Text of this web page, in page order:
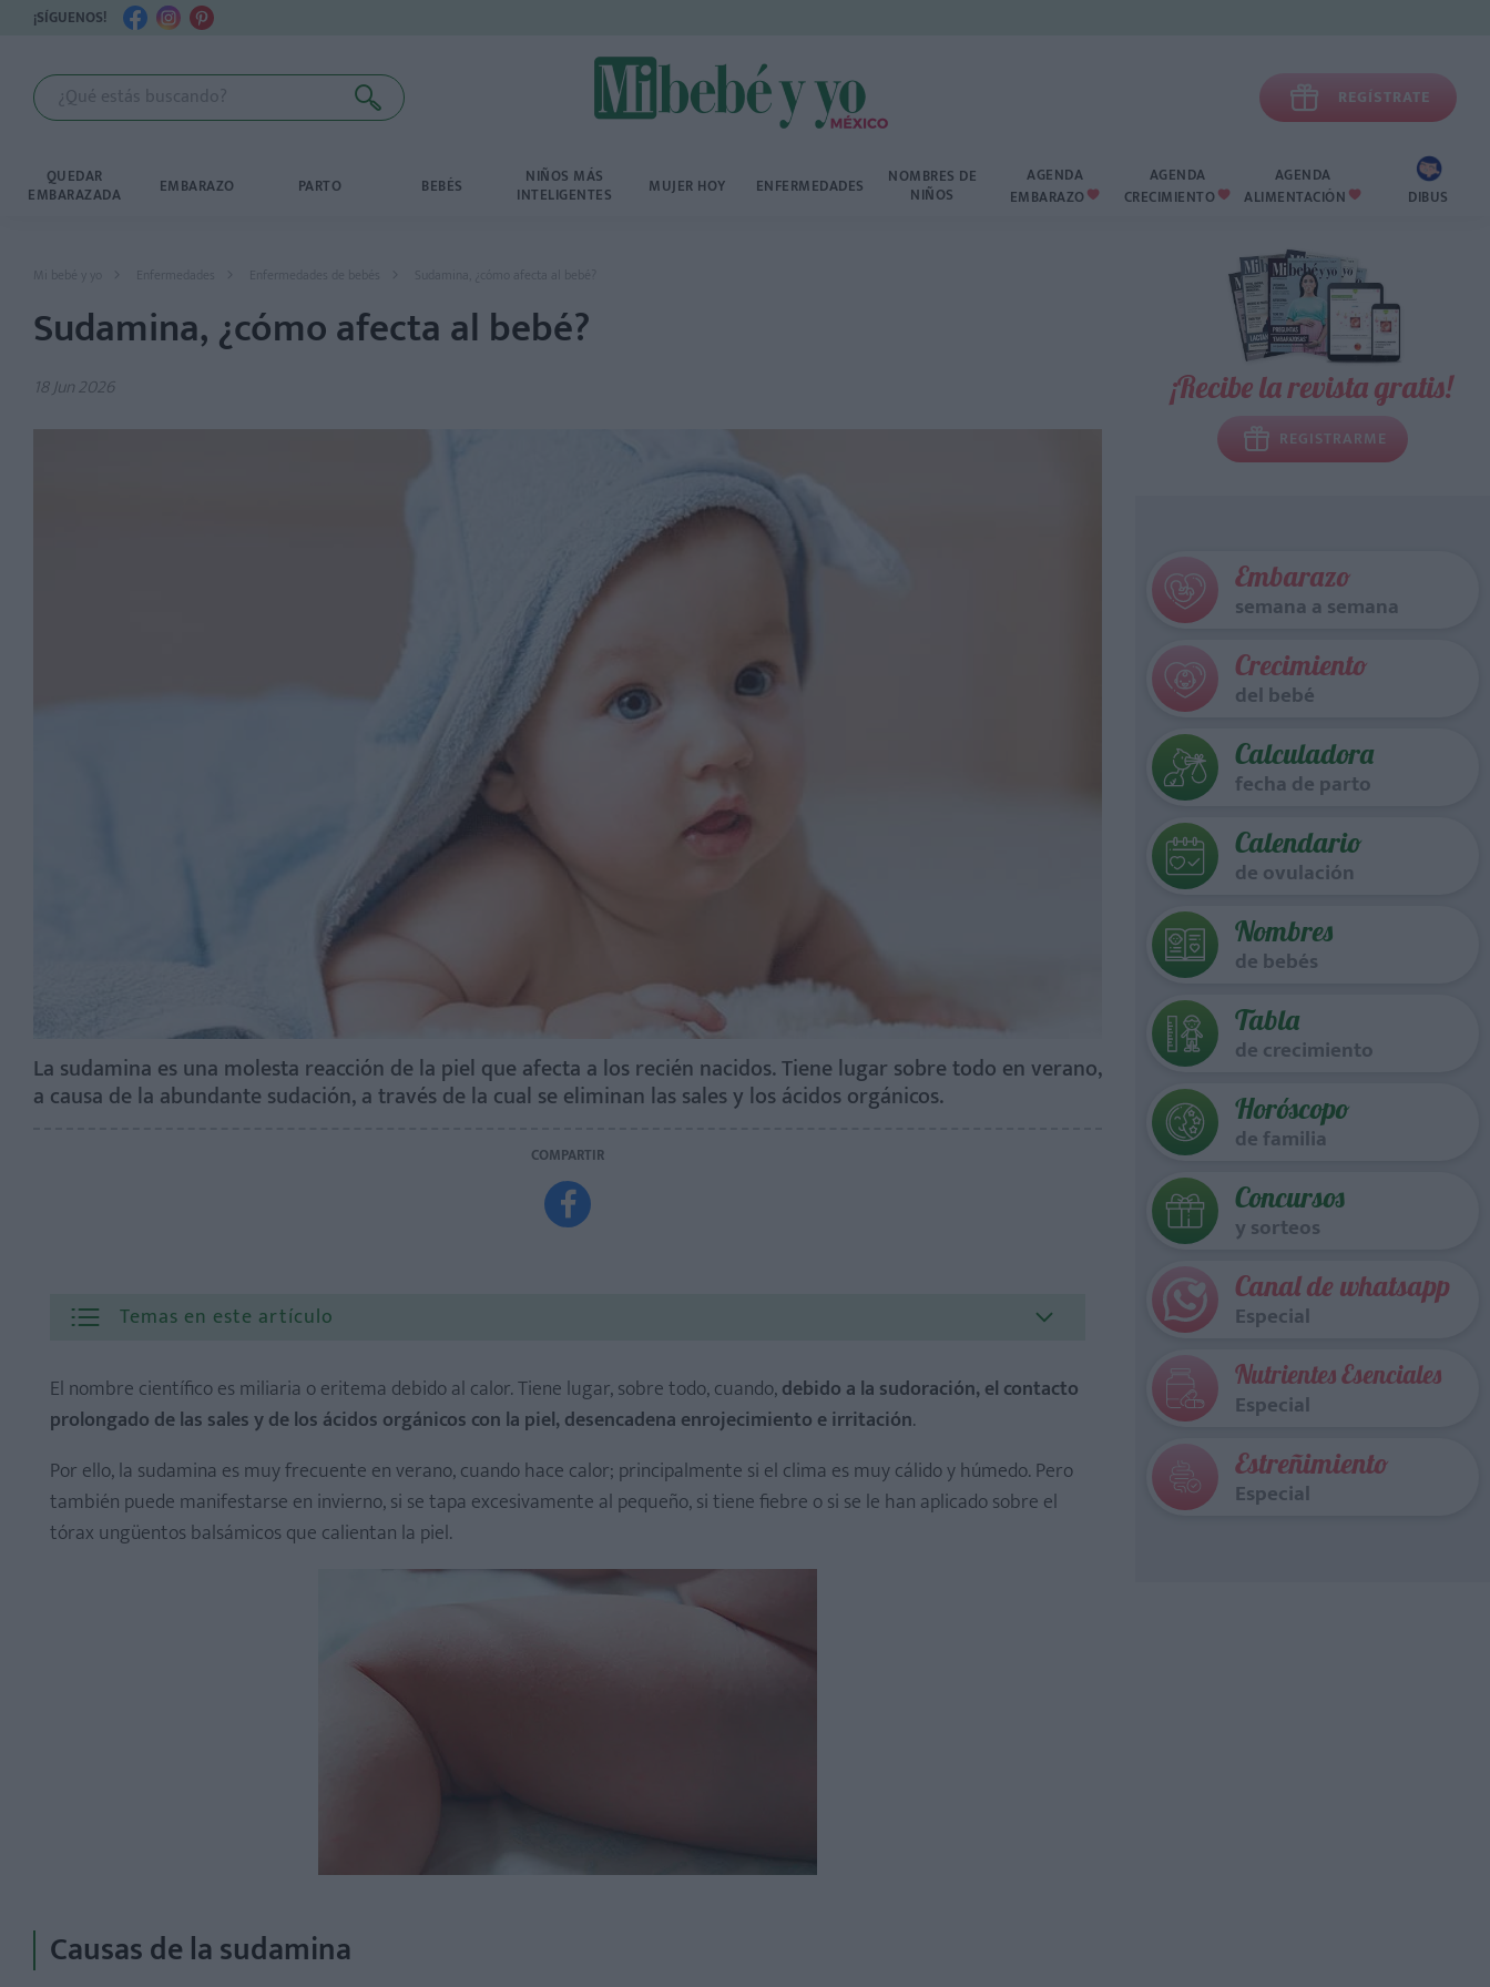
¡SÍGUENOS!
 REGÍSTRATE
QUEDAR
EMBARAZADA EMBARAZO PARTO BEBÉS NIÑOS MÁS
INTELIGENTES MUJER HOY ENFERMEDADES NOMBRES DE
NIÑOS
AGENDA
EMBARAZO 
AGENDA
CRECIMIENTO 
AGENDA
ALIMENTACIÓN  DIBUS
Mi bebé y yo Enfermedades Enfermedades de bebés Sudamina, ¿cómo afecta al bebé?
Sudamina, ¿cómo afecta al bebé?
18 Jun 2026
La sudamina es una molesta reacción de la piel que afecta a los recién nacidos. Tiene lugar sobre todo en verano,
a causa de la abundante sudación, a través de la cual se eliminan las sales y los ácidos orgánicos.
COMPARTIR

Temas en este artículo
Cómo distinguir la sudamina de la dermatitis de pañal
El nombre científico es miliaria o eritema debido al calor. Tiene lugar, sobre todo, cuando,debido a la sudoración, el contacto
prolongado de las sales y de los ácidos orgánicos con la piel, desencadena enrojecimiento e irritación.
Por ello, la sudamina es muy frecuente en verano, cuando hace calor; principalmente si el clima es muy cálido y húmedo. Pero
también puede manifestarse en invierno, si se tapa excesivamente al pequeño, si tiene fiebre o si se le han aplicado sobre el
tórax ungüentos balsámicos que calientan la piel.
Causas de la sudamina
¡Recibe la revista gratis!
REGISTRARME
Embarazo
semana a semana
Crecimiento
del bebé
Calculadora
fecha de parto
Calendario
de ovulación
Nombres
de bebés
Tabla
de crecimiento
Horóscopo
de familia
Concursos
y sorteos
Canal de whatsapp
Especial
Nutrientes Esenciales
Especial
Estreñimiento
Especial